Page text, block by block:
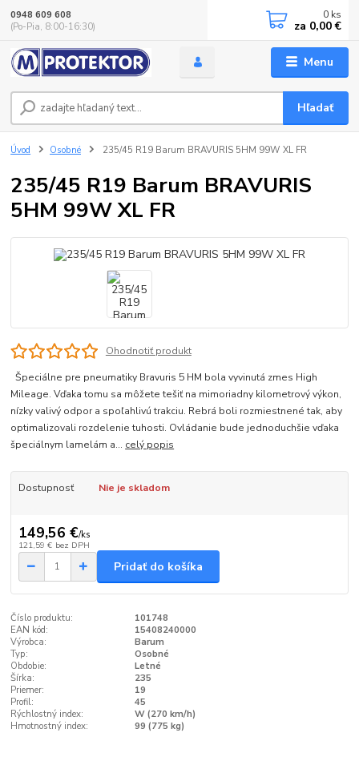
Menu
Hľadať
0948 609 608
(Po-Pia, 8:00-16:30)
0 ks
za 0,00 €
Úvod Osobné 235/45 R19 Barum BRAVURIS 5HM 99W XL FR
235/45 R19 Barum BRAVURIS
5HM 99W XL FR
Ohodnotiť produkt
Špeciálne pre pneumatiky Bravuris 5 HM bola vyvinutá zmes High
Mileage. Vďaka tomu sa môžete tešiť na mimoriadny kilometrový výkon,
nízky valivý odpor a spoľahlivú trakciu. Rebrá boli rozmiestnené tak, aby
optimalizovali rozdelenie tuhosti. Ovládanie bude jednoduchšie vďaka
špeciálnym lamelám a... celý popis
Dostupnosť Nie je skladom
149,56 €/ks
121,59 € bez DPH
Pridať do košíka
Číslo produktu:
101748
EAN kód:
15408240000
Výrobca:
Barum
Typ:
Osobné
Obdobie:
Letné
Šírka:
235
Priemer:
19
Profil:
45
Rýchlostný index:
W (270 km/h)
Hmotnostný index:
99 (775 kg)